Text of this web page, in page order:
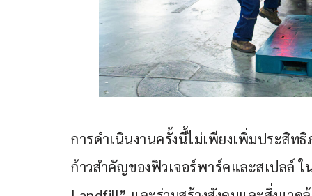
การดำเนินงานครั้งนี้ไม่เพียงเพิ่มประสิท
ก้าวสำคัญของฟิวเจอร์พาร์คและสเปลล์